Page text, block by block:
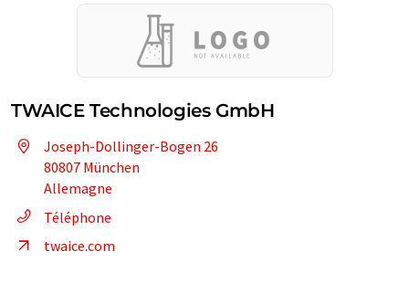
TWAICE Technologies GmbH
Joseph-Dollinger-Bogen 26
80807 München
Allemagne
Téléphone
twaice.com